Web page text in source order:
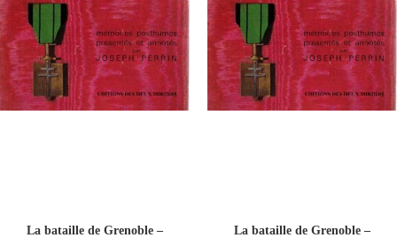
La bataille de Grenoble –
La bataille de Grenoble –